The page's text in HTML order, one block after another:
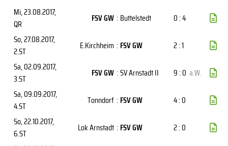
Mi, 23.08.2017,
QR
FSV GW : Buttelstedt
0 : 4
So, 27.08.2017,
2.ST
E.Kirchheim : FSV GW
2 : 1
Sa, 02.09.2017,
3.ST
FSV GW :SV Arnstadt II 9 : 0 a.W.
Sa, 09.09.2017,
4.ST
Tonndorf : FSV GW
4 : 0
So, 22.10.2017,
6.ST
Lok Arnstadt : FSV GW
2 : 0